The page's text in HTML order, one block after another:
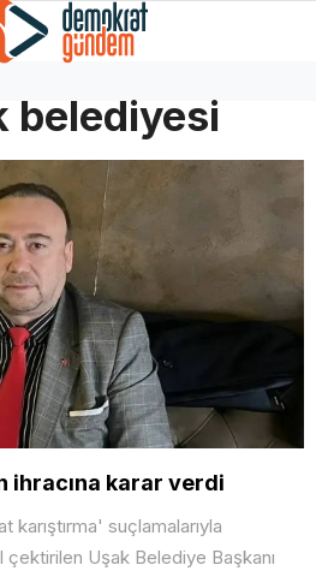
belediyesi
ihracına karar verdi
suçlamalarıyla
Uşak Belediye Başkanı